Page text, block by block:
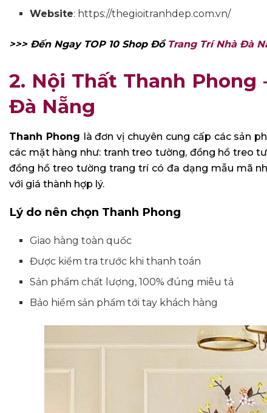
Website: https://thegioitranhdep.com.vn/
>>> Đến Ngay TOP 10 Shop Đồ Trang Trí Nhà Đà
2. Nội Thất Thanh
Đà Nẵng
Thanh Phong là đơn vị chuyên cung cấp các sản
các mặt hàng như: tranh treo tường, đồng hồ treo
đồng hồ treo tường trang trí có đa dạng mẫu mã
với giá thành hợp lý.
Lý do nên chọn Thanh Phong
Giao hàng toàn quốc
Được kiểm tra trước khi thanh toán
Sản phẩm chất lượng, 100% đúng miêu tả
Bảo hiểm sản phẩm tới tay khách hàng